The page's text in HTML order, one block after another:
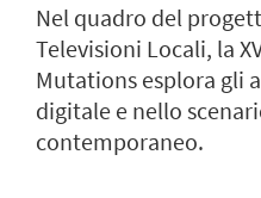
Nel quadro del
Televisioni Locali, la
Mutations esplora gli
digitale e nello
contemporaneo.